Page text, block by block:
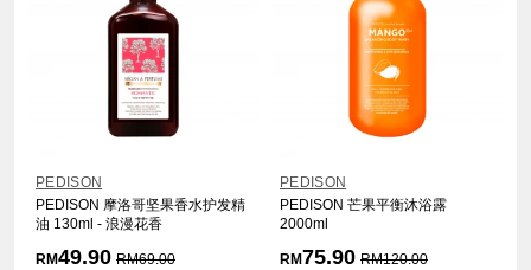
PEDISON
PEDISON 摩洛哥坚果香水护发精
油 130ml - 浪漫花香
RM49.90 RM69.00
PEDISON
PEDISON 芒果平衡沐浴露
2000ml
RM75.90 RM120.00